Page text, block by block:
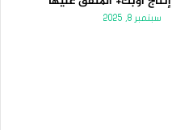
سبتمبر 8, 2025